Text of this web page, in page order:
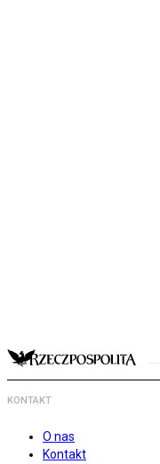
KONTAKT
O nas
Kontakt